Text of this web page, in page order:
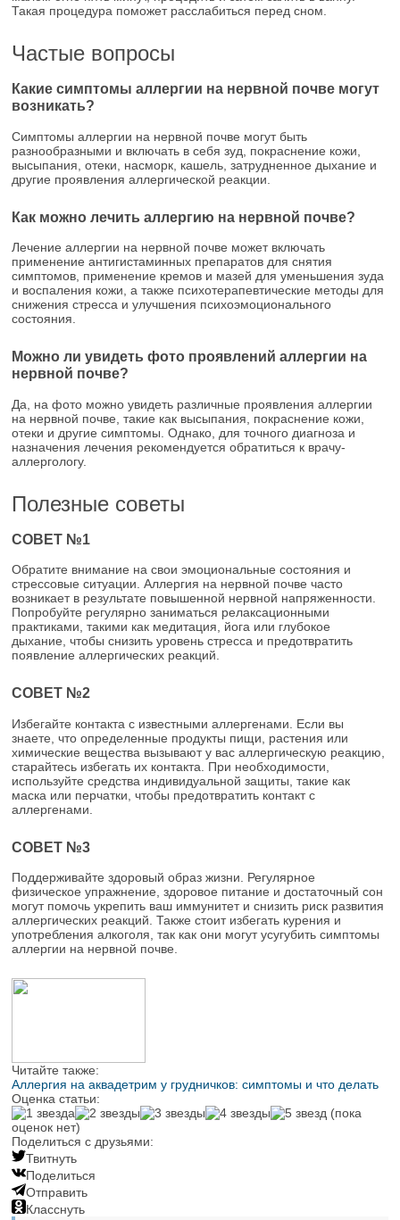
Такая процедура поможет расслабиться перед сном.
Частые вопросы
Какие симптомы аллергии на нервной почве могут
возникать?
Симптомы аллергии на нервной почве могут быть
разнообразными и включать в себя зуд, покраснение кожи,
высыпания, отеки, насморк, кашель, затрудненное дыхание и
другие проявления аллергической реакции.
Как можно лечить аллергию на нервной почве?
Лечение аллергии на нервной почве может включать
применение антигистаминных препаратов для снятия
симптомов, применение кремов и мазей для уменьшения зуда
и воспаления кожи, а также психотерапевтические методы для
снижения стресса и улучшения психоэмоционального
состояния.
Можно ли увидеть фото проявлений аллергии на
нервной почве?
Да, на фото можно увидеть различные проявления аллергии
на нервной почве, такие как высыпания, покраснение кожи,
отеки и другие симптомы. Однако, для точного диагноза и
назначения лечения рекомендуется обратиться к врачу-
аллергологу.
Полезные советы
СОВЕТ №1
Обратите внимание на свои эмоциональные состояния и
стрессовые ситуации. Аллергия на нервной почве часто
возникает в результате повышенной нервной напряженности.
Попробуйте регулярно заниматься релаксационными
практиками, такими как медитация, йога или глубокое
дыхание, чтобы снизить уровень стресса и предотвратить
появление аллергических реакций.
СОВЕТ №2
Избегайте контакта с известными аллергенами. Если вы
знаете, что определенные продукты пищи, растения или
химические вещества вызывают у вас аллергическую реакцию,
старайтесь избегать их контакта. При необходимости,
используйте средства индивидуальной защиты, такие как
маска или перчатки, чтобы предотвратить контакт с
аллергенами.
СОВЕТ №3
Поддерживайте здоровый образ жизни. Регулярное
физическое упражнение, здоровое питание и достаточный сон
могут помочь укрепить ваш иммунитет и снизить риск развития
аллергических реакций. Также стоит избегать курения и
употребления алкоголя, так как они могут усугубить симптомы
аллергии на нервной почве.
Читайте также:
Аллергия на аквадетрим у грудничков: симптомы и что делать
Оценка статьи:
(пока
оценок нет)
Поделиться с друзьями:
Твитнуть
Поделиться
Отправить
Класснуть